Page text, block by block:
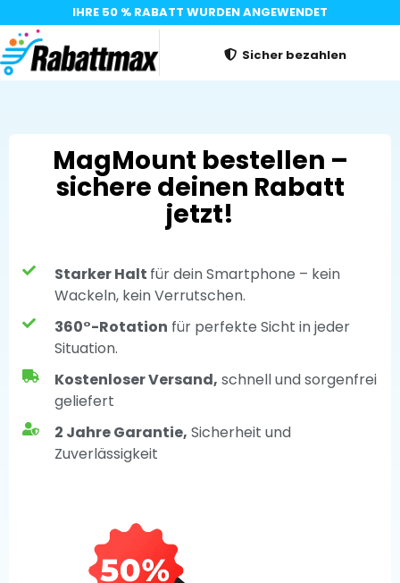
IHRE 50 % RABATT WURDEN ANGEWENDET
Sicher bezahlen
MagMount bestellen –
sichere deinen Rabatt
jetzt!
Starker Halt für dein Smartphone – kein
Wackeln, kein Verrutschen.
360°-Rotation für perfekte Sicht in jeder
Situation.
Kostenloser Versand, schnell und sorgenfrei
geliefert
2 Jahre Garantie, Sicherheit und
Zuverlässigkeit